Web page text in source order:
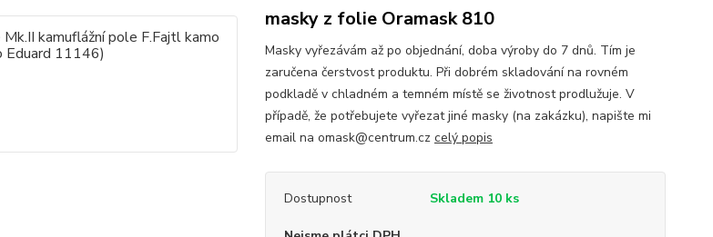
masky z folie Oramask 810
Masky vyřezávám až po objednání, doba výroby do 7 dnů. Tím je
zaručena čerstvost produktu. Při dobrém skladování na rovném
podkladě v chladném a temném místě se životnost prodlužuje. V
případě, že potřebujete vyřezat jiné masky (na zakázku), napište mi
email na omask@centrum.cz celý popis
Dostupnost Skladem 10 ks